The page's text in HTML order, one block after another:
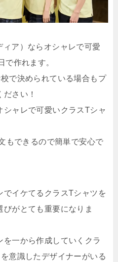
ア）ならオシャレで可愛
作れます。
で決められている場合もプ
さい！
ャレで可愛いクラスTシャ
もできるので簡単で安心で
でイケてるクラスTシャツを
がとても重要になりま
一から作成していくクラ
意識したデザイナーがいる